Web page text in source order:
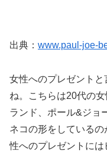
出典： www.paul-joe-
女性へのプレゼント
ね。こちらは20代の
ランド、ポール&ジョ
ネコの形をしている
性へのプレゼントに